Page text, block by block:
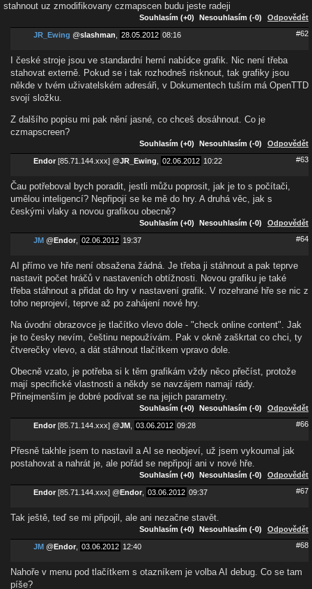
stahnout uz zmodifikovany czmapscen budu jeste radeji
Souhlasím (+0) Nesouhlasím (-0) Odpovědět
JR_Ewing @slashman 28.05.2012 08:16 #62
I české stroje jsou ve standardní herní nabídce grafik. Nic není třeba
stahovat externě. Pokud se i tak rozhodneš risknout, tak grafiky jsou
někde v tvém uživatelském adresáři, v Dokumentech tuším má OpenTTD
svojí složku.
Z dalšího popisu mi pak nění jasné, co chceš dosáhnout. Co je
czmapscreen?
Souhlasím (+0) Nesouhlasím (-0) Odpovědět
Endor [85.71.144.xxx] @JR_Ewing 02.06.2012 10:22 #63
Čau potřeboval bych poradit, jestli můžu poprosit, jak je to s počítači,
umělou inteligencí? Nepřipojí se ke mě do hry. A druhá věc, jak s
českými vlaky a novou grafikou obecně?
Souhlasím (+0) Nesouhlasím (-0) Odpovědět
JM @Endor 02.06.2012 19:37 #64
AI přímo ve hře není obsažena žádná. Je třeba ji stáhnout a pak teprve
nastavit počet hráčů v nastaveních obtížnosti. Novou grafiku je také
třeba stáhnout a přidat do hry v nastavení grafik. V rozehrané hře se nic z
toho neprojeví, teprve až po zahájení nové hry.
Na úvodní obrazovce je tlačítko vlevo dole - "check online content". Jak
je to česky nevím, češtinu nepoužívám. Pak v okně zaškrtat co chci, ty
čtverečky vlevo, a dát stáhnout tlačítkem vpravo dole.
Obecně vzato, je potřeba si k těm grafikám vždy něco přečíst, protože
mají specifické vlastnosti a někdy se navzájem namají rády.
Přinejmenším je dobré podívat se na jejich parametry.
Souhlasím (+0) Nesouhlasím (-0) Odpovědět
Endor [85.71.144.xxx] @JM 03.06.2012 09:28 #66
Přesně takhle jsem to nastavil a Al se neobjeví, už jsem vykoumal jak
postahovat a nahrát je, ale pořád se nepřipojí ani v nové hře.
Souhlasím (+0) Nesouhlasím (-0) Odpovědět
Endor [85.71.144.xxx] @Endor 03.06.2012 09:37 #67
Tak ještě, teď se mi připojil, ale ani nezačne stavět.
Souhlasím (+0) Nesouhlasím (-0) Odpovědět
JM @Endor 03.06.2012 12:40 #68
Nahoře v menu pod tlačítkem s otazníkem je volba AI debug. Co se tam
píše?